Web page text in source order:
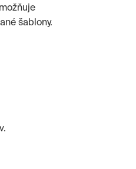
šablony.